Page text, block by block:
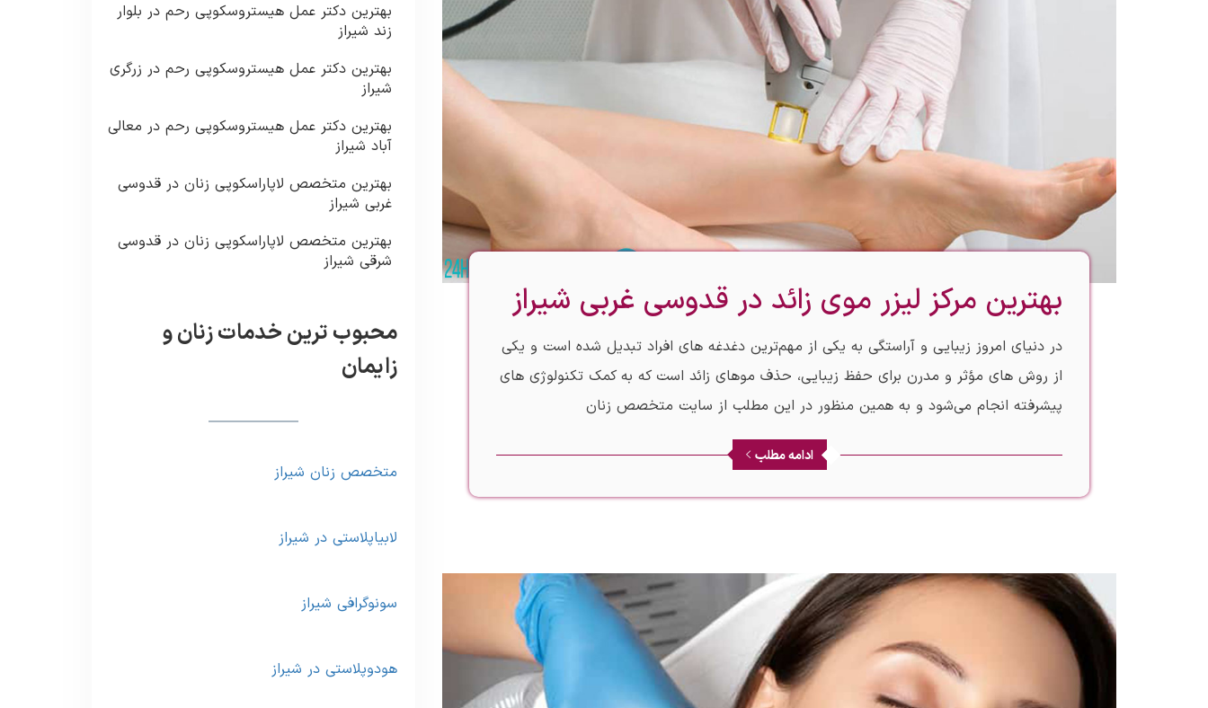
بهترین مرکز لیزر موی زائد در قدوسی غربی شیراز
در دنیای امروز زیبایی و آراستگی به یکی از مهم‌ترین دغدغه‌ های افراد تبدیل شده است و یکی
از روش‌ های مؤثر و مدرن برای حفظ زیبایی، حذف موهای زائد است که به کمک تکنولوژی‌ های
پیشرفته انجام می‌شود و به همین منظور در این مطلب از سایت متخصص زنان
ادامه مطلب
بهترین دکتر عمل هیستروسکوپی رحم در بلوار
زند شیراز
بهترین دکتر عمل هیستروسکوپی رحم در زرگری
شیراز
بهترین دکتر عمل هیستروسکوپی رحم در معالی
آباد شیراز
بهترین متخصص لاپاراسکوپی زنان در قدوسی
غربی شیراز
بهترین متخصص لاپاراسکوپی زنان در قدوسی
شرقی شیراز
محبوب ترین خدمات زنان و
زایمان
متخصص زنان شیراز
لابیاپلاستی در شیراز
سونوگرافی شیراز
هودوپلاستی در شیراز